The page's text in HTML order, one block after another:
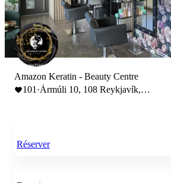
Amazon Keratin - Beauty Centre
101 ·Ármúli 10, 108 Reykjavík,
Réserver